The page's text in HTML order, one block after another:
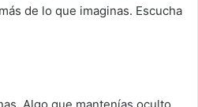
de lo que imaginas. Escucha